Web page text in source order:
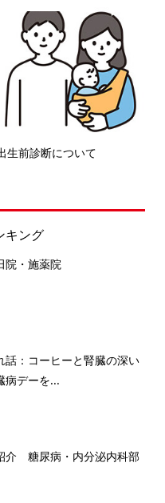
生前診断について
キング
院・施薬院
話：コーヒーと腎臓の深い
病デーを...
介 糖尿病・内分泌内科部